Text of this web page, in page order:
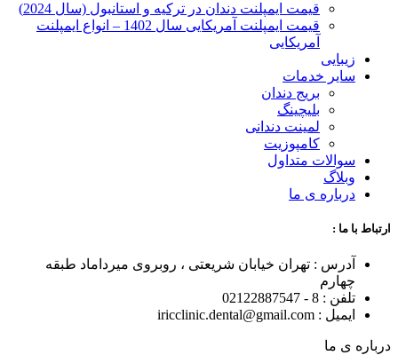
قیمت ایمپلنت دندان در ترکیه و استانبول (سال 2024)
قیمت ایمپلنت آمریکایی سال 1402 – انواع ایمپلنت
آمریکایی
زیبایی
سایر خدمات
بریج دندان
بلیچینگ
لمینت دندانی
کامپوزیت
سوالات متداول
وبلاگ
درباره ی ما
ارتباط با ما :
آدرس : تهران خیابان شریعتی ، روبروی میرداماد طبقه
چهارم
تلفن : 8 - 02122887547
ایمیل : iricclinic.dental@gmail.com
درباره ی ما